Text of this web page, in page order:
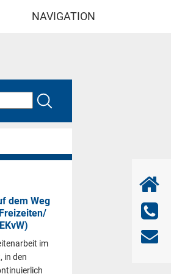
NAVIGATION
dem Weg
im
in den